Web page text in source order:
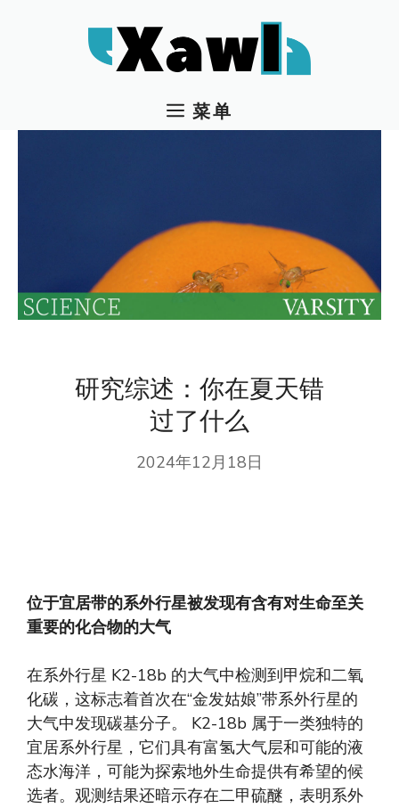
菜单
研究综述：你在夏天错
过了什么
2024年12月18日
位于宜居带的系外行星被发现有含有对生命至关
重要的化合物的大气
在系外行星 K2-18b 的大气中检测到甲烷和二氧
化碳，这标志着首次在“金发姑娘”带系外行星的
大气中发现碳基分子。 K2-18b 属于一类独特的
宜居系外行星，它们具有富氢大气层和可能的液
态水海洋，可能为探索地外生命提供有希望的候
选者。观测结果还暗示存在二甲硫醚，表明系外